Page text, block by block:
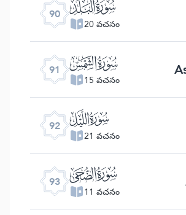
90 ﰇ
20 వచనం
91 ﰈ
15 వచనం
92 ﰉ
21 వచనం
93 ﰊ
11 వచనం